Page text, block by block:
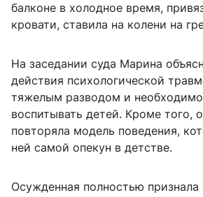
балконе в холодное время,
кровати, ставила на колени на
На заседании суда Марина
действия психологической
тяжелым разводом и
воспитывать детей. Кроме того,
повторяла модель поведения,
ней самой опекун в детстве.
Осужденная полностью